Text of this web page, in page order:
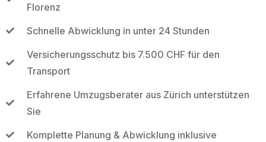
Florenz
Schnelle Abwicklung in unter 24 Stunden
Versicherungsschutz bis 7.500 CHF für den
Transport
Erfahrene Umzugsberater aus Zürich unterstützen
Sie
Komplette Planung & Abwicklung inklusive